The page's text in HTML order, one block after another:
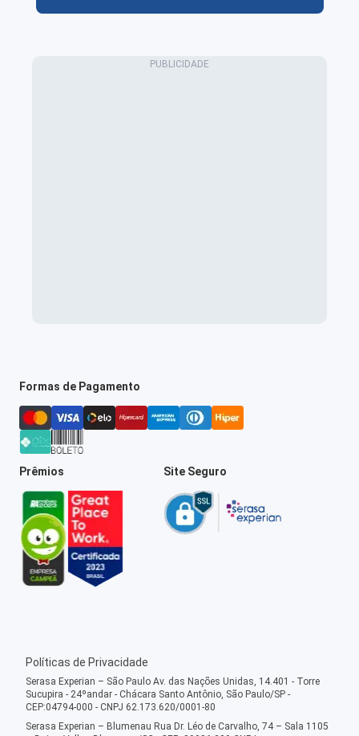
Formas de Pagamento
Prêmios Site Seguro
Políticas de Privacidade
Serasa Experian – São Paulo Av. das Nações Unidas, 14.401 - Torre
Sucupira - 24ºandar - Chácara Santo Antônio, São Paulo/SP -
CEP:04794-000 - CNPJ 62.173.620/0001-80
Serasa Experian – Blumenau Rua Dr. Léo de Carvalho, 74 – Sala 1105